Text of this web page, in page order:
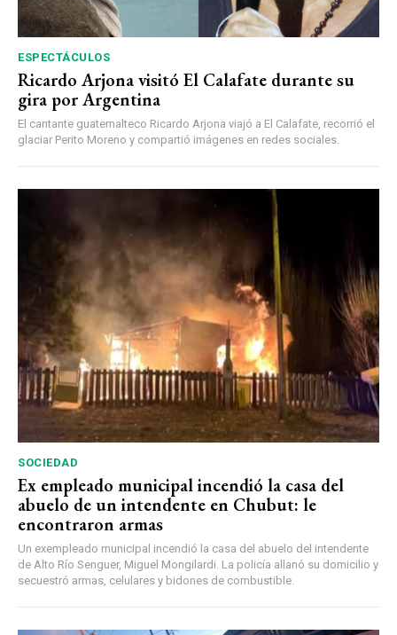
ESPECTÁCULOS
Ricardo Arjona visitó El Calafate durante su
gira por Argentina
El cantante guatemalteco Ricardo Arjona viajó a El Calafate, recorrió el
glaciar Perito Moreno y compartió imágenes en redes sociales.
SOCIEDAD
Ex empleado municipal incendió la casa del
abuelo de un intendente en Chubut: le
encontraron armas
Un exempleado municipal incendió la casa del abuelo del intendente
de Alto Río Senguer, Miguel Mongilardi. La policía allanó su domicilio y
secuestró armas, celulares y bidones de combustible.